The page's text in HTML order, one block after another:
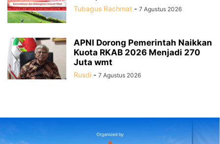
Tubagus Rachmat - 7 Agustus 2026
APNI Dorong Pemerintah Naikkan
Kuota RKAB 2026 Menjadi 270
Juta wmt
Rusdi - 7 Agustus 2026